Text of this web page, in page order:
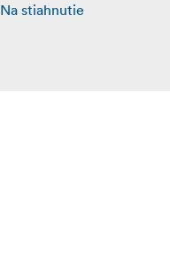
Na stiahnutie